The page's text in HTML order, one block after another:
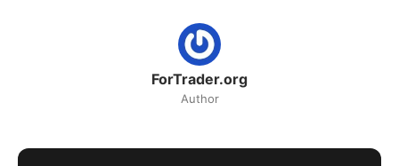
ForTrader.org
Author